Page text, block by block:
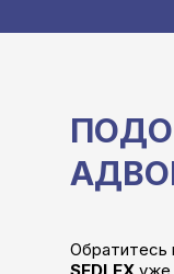
Обратитесь